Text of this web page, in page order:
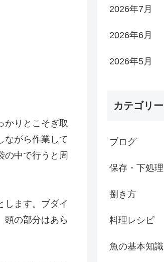
かりとこそぎ取
ながら作業して
の中で行うと周
します。ブダイ
頭の部分はあら
2026年7月
2026年6月
2026年5月
カテゴリー
ブログ
保存・下処理
捌き方
料理レシピ
魚の基本知識